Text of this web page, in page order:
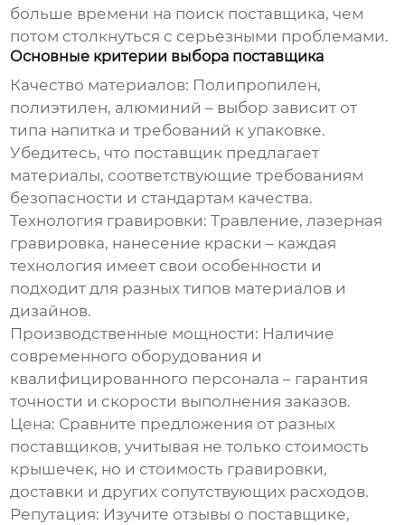
больше времени на поиск поставщика, чем
потом столкнуться с серьезными проблемами.
Основные критерии выбора поставщика
Качество материалов: Полипропилен,
полиэтилен, алюминий – выбор зависит от
типа напитка и требований к упаковке.
Убедитесь, что поставщик предлагает
материалы, соответствующие требованиям
безопасности и стандартам качества.
Технология гравировки: Травление, лазерная
гравировка, нанесение краски – каждая
технология имеет свои особенности и
подходит для разных типов материалов и
дизайнов.
Производственные мощности: Наличие
современного оборудования и
квалифицированного персонала – гарантия
точности и скорости выполнения заказов.
Цена: Сравните предложения от разных
поставщиков, учитывая не только стоимость
крышечек, но и стоимость гравировки,
доставки и других сопутствующих расходов.
Репутация: Изучите отзывы о поставщике,